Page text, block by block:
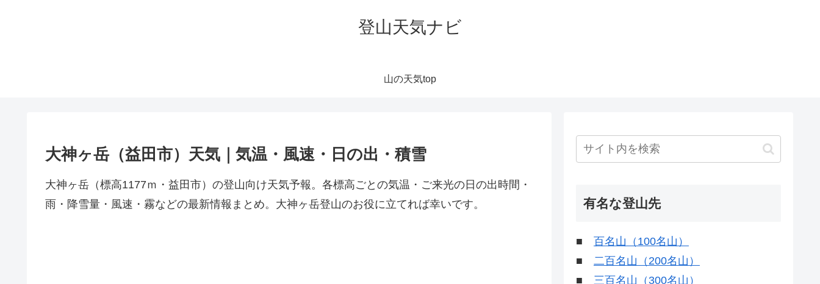
登山天気ナビ
山の天気top
大神ヶ岳（益田市）天気｜気温・風速・日の出・積雪
大神ヶ岳（標高1177ｍ・益田市）の登山向け天気予報。各標高ごとの気温・ご来光の日の出時間・
雨・降雪量・風速・霧などの最新情報まとめ。大神ヶ岳登山のお役に立てれば幸いです。
有名な登山先
■ 百名山（100名山）
■ 二百名山（200名山）
■ 三百名山（300名山）